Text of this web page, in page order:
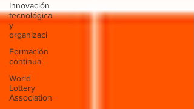
Innovación
tecnológica
y
organizaci
Formación
continua
World
Lottery
Association